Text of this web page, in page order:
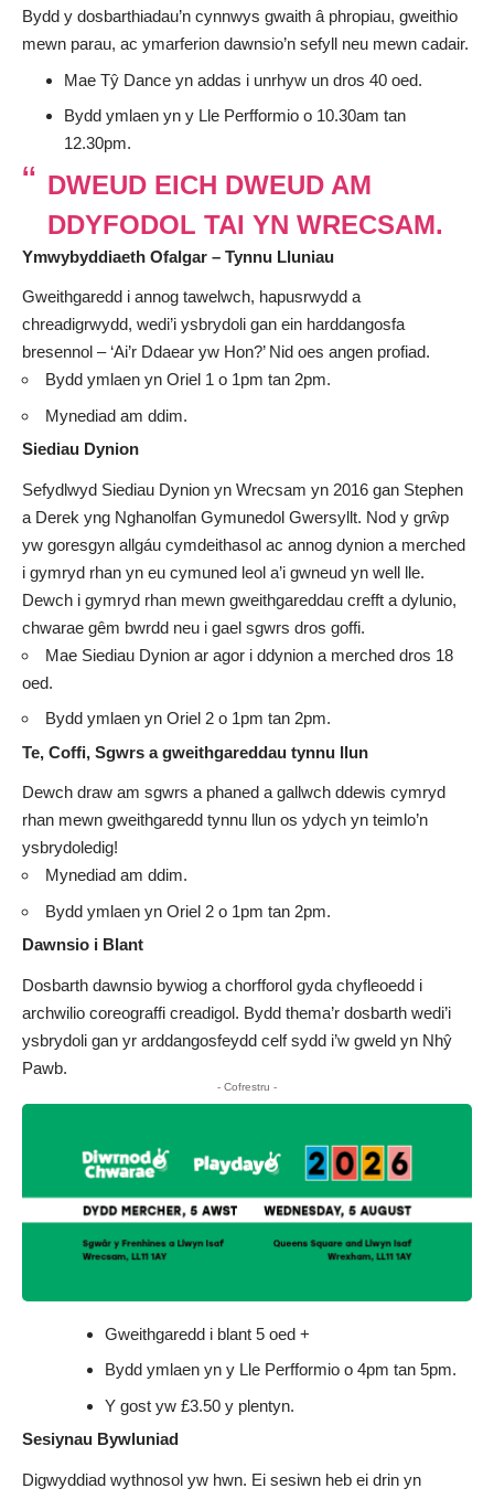
Bydd y dosbarthiadau’n cynnwys gwaith â phropiau, gweithio
mewn parau, ac ymarferion dawnsio’n sefyll neu mewn cadair.
Mae Tŷ Dance yn addas i unrhyw un dros 40 oed.
Bydd ymlaen yn y Lle Perfformio o 10.30am tan
12.30pm.
DWEUD EICH DWEUD AM
DDYFODOL TAI YN WRECSAM.
Ymwybyddiaeth Ofalgar – Tynnu Lluniau
Gweithgaredd i annog tawelwch, hapusrwydd a
chreadigrwydd, wedi’i ysbrydoli gan ein harddangosfa
bresennol – ‘Ai’r Ddaear yw Hon?’ Nid oes angen profiad.
Bydd ymlaen yn Oriel 1 o 1pm tan 2pm.
Mynediad am ddim.
Siediau Dynion
Sefydlwyd Siediau Dynion yn Wrecsam yn 2016 gan Stephen
a Derek yng Nghanolfan Gymunedol Gwersyllt. Nod y grŵp
yw goresgyn allgáu cymdeithasol ac annog dynion a merched
i gymryd rhan yn eu cymuned leol a’i gwneud yn well lle.
Dewch i gymryd rhan mewn gweithgareddau crefft a dylunio,
chwarae gêm bwrdd neu i gael sgwrs dros goffi.
Mae Siediau Dynion ar agor i ddynion a merched dros 18
oed.
Bydd ymlaen yn Oriel 2 o 1pm tan 2pm.
Te, Coffi, Sgwrs a gweithgareddau tynnu llun
Dewch draw am sgwrs a phaned a gallwch ddewis cymryd
rhan mewn gweithgaredd tynnu llun os ydych yn teimlo’n
ysbrydoledig!
Mynediad am ddim.
Bydd ymlaen yn Oriel 2 o 1pm tan 2pm.
Dawnsio i Blant
Dosbarth dawnsio bywiog a chorfforol gyda chyfleoedd i
archwilio coreograffi creadigol. Bydd thema’r dosbarth wedi’i
ysbrydoli gan yr arddangosfeydd celf sydd i’w gweld yn Nhŷ
Pawb.
- Cofrestru -
Gweithgaredd i blant 5 oed +
Bydd ymlaen yn y Lle Perfformio o 4pm tan 5pm.
Y gost yw £3.50 y plentyn.
Sesiynau Bywluniad
Digwyddiad wythnosol yw hwn. Ei sesiwn heb ei drin yn